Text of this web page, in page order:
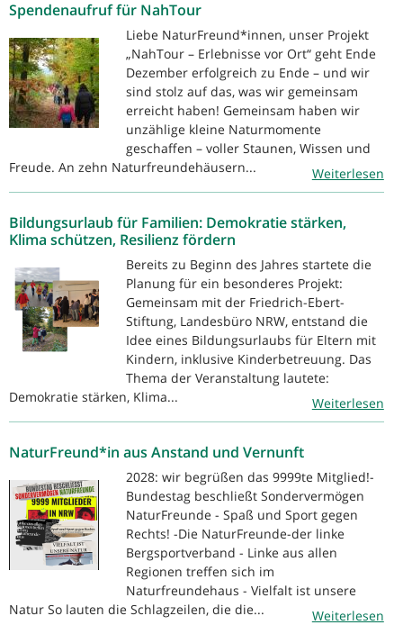
Spendenaufruf für NahTour
Liebe NaturFreund*innen, unser Projekt
„NahTour – Erlebnisse vor Ort“ geht Ende
Dezember erfolgreich zu Ende – und wir
sind stolz auf das, was wir gemeinsam
erreicht haben! Gemeinsam haben wir
unzählige kleine Naturmomente
geschaffen – voller Staunen, Wissen und
Freude. An zehn Naturfreundehäusern...
Weiterlesen
Bildungsurlaub für Familien: Demokratie stärken,
Klima schützen, Resilienz fördern
Bereits zu Beginn des Jahres startete die
Planung für ein besonderes Projekt:
Gemeinsam mit der Friedrich-Ebert-
Stiftung, Landesbüro NRW, entstand die
Idee eines Bildungsurlaubs für Eltern mit
Kindern, inklusive Kinderbetreuung. Das
Thema der Veranstaltung lautete:
Demokratie stärken, Klima...
Weiterlesen
NaturFreund*in aus Anstand und Vernunft
2028: wir begrüßen das 9999te Mitglied!-
Bundestag beschließt Sondervermögen
NaturFreunde - Spaß und Sport gegen
Rechts! -Die NaturFreunde-der linke
Bergsportverband - Linke aus allen
Regionen treffen sich im
Naturfreundehaus - Vielfalt ist unsere
Natur So lauten die Schlagzeilen, die die...
Weiterlesen